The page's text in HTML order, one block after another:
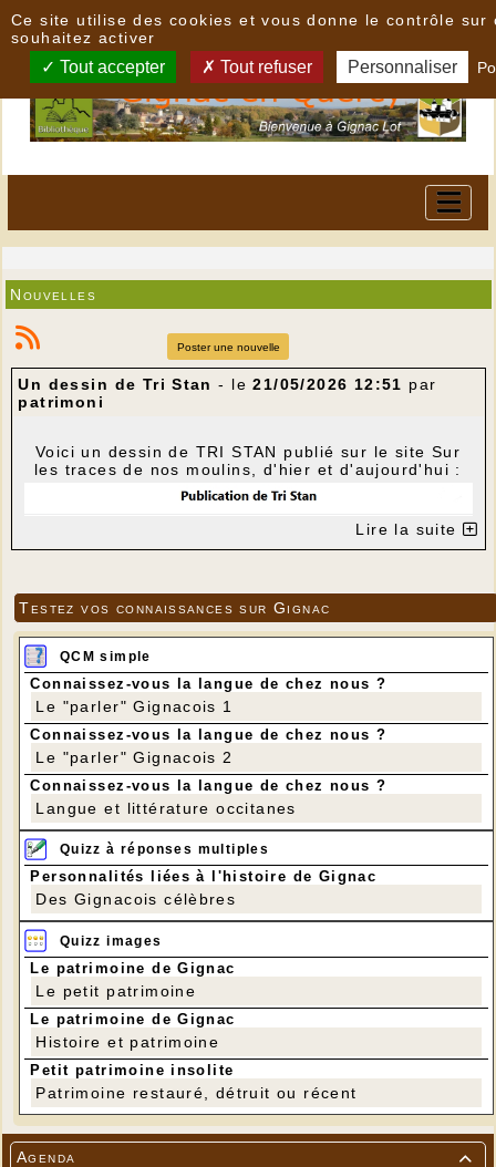

Agenda
Nouvelles
Poster une nouvelle
Un dessin de Tri Stan - le21/05/2026 12:51 par
patrimoni
Voici un dessin de TRI STAN publié sur le site Sur
les traces de nos moulins, d'hier et d'aujourd'hui :
Lire la suite
Testez vos connaissances sur Gignac
QCM simple
Connaissez-vous la langue de chez nous ?
Le "parler" Gignacois 1
Connaissez-vous la langue de chez nous ?
Le "parler" Gignacois 2
Connaissez-vous la langue de chez nous ?
Langue et littérature occitanes
Quizz à réponses multiples
Personnalités liées à l'histoire de Gignac
Des Gignacois célèbres
Quizz images
Le patrimoine de Gignac
Le petit patrimoine
Le patrimoine de Gignac
Histoire et patrimoine
Petit patrimoine insolite
Patrimoine restauré, détruit ou récent
Ce site utilise des cookies et vous donne le contrôle sur
souhaitez activer
Tout accepter Tout refuser Personnaliser